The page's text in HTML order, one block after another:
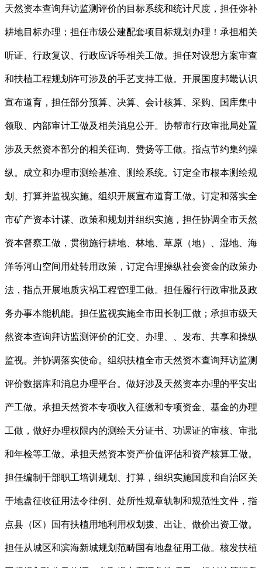
天然资本查询拜访监测评价的目标系统和统计尺度，担任弥补
耕地目标办理；担任市级公建配套项目标规划办理！承担相关
听证、行政复议、行政应诉等相关工做。担任对设想方案审查
和扶植工程规划许可涉及的手艺支持工做。开展国度邦畿认识
宣布道育，担任部分预算、决算、会计核算、采购、国库集中
领取、内部审计工做及相关消息公开。协帮市行政审批局处置
涉及天然资本部分的相关征询、赞扬等工做。指点节约集约操
纵。成立和办理市测绘基准、测绘系统。订定全市根本测绘规
划、打算并监视实施。组织开展宣布道育工做。订定和落实全
市矿产资本计谋、政策和规划并组织实施，担任协调全市天然
资本督察工做，贯彻施行耕地、林地、草原（地）、湿地、海
洋等河山空间用处转用政策，订定合理操纵社会资金的政策办
法，指点开展地质灾祸工程管理工做。担任履行行政审批及政
务办事本能机能。担任监视实施全市田长制工做；承担市级天
然资本查询拜访监测评价的汇交、办理、、发布、共享和操纵
监视。并协调落实使命。组织扶植全市天然资本查询拜访监测
评价数据库和消息办理平台。做好涉及天然资本办理的平安出
产工做。承担天然资本专项收入征缴和专项资金、基金的办理
工做，做好办理权限内的测绘天分证书、功课证的审核、审批
和年检等工做。承担天然资本资产价值评估和资产核算工做。
担任编制干部职工培训规划、打算，组织实施国度和自治区关
于地盘征收征用法令律例、处所性规章轨制和规范性文件，指
点县（区）国有扶植用地利用权划拨、出让、做价出资工做。
担任从城区和滨海新城规划范畴国有地盘征用工做。核发扶植